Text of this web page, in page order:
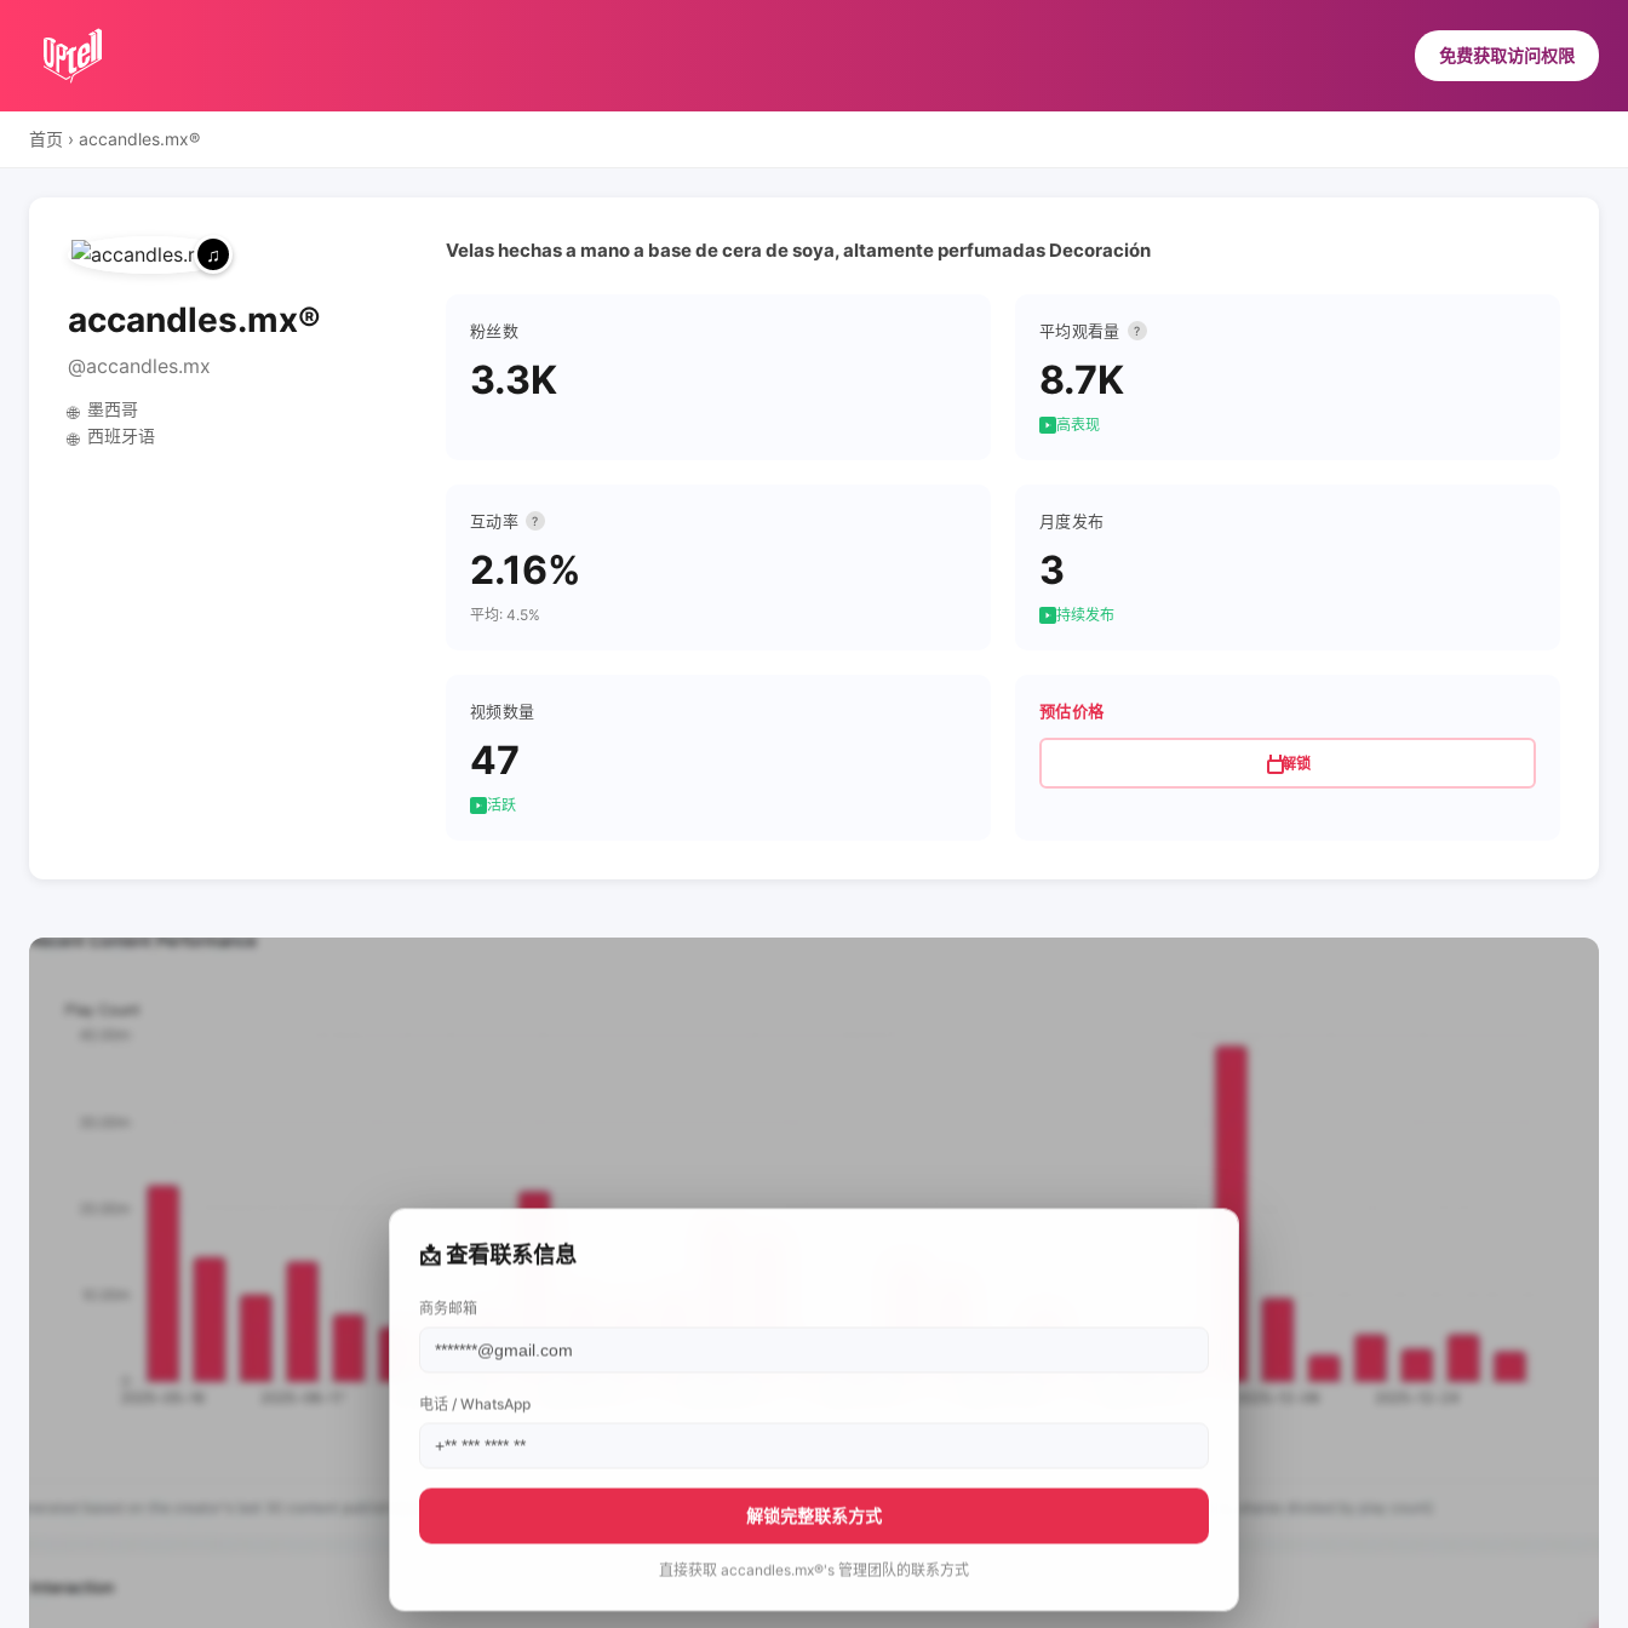
免费获取访问权限
首页 › accandles.mx®
accandles.mx®
@accandles.mx
🌐 墨西哥
🌐 西班牙语
Velas hechas a mano a base de cera de soya, altamente perfumadas Decoración
粉丝数
3.3K
平均观看量 ?
8.7K
高表现
互动率 ?
2.16%
平均: 4.5%
月度发布
3
持续发布
视频数量
47
活跃
预估价格
解锁
📩 查看联系信息
商务邮箱
电话 / WhatsApp
解锁完整联系方式
直接获取 accandles.mx®'s 管理团队的联系方式